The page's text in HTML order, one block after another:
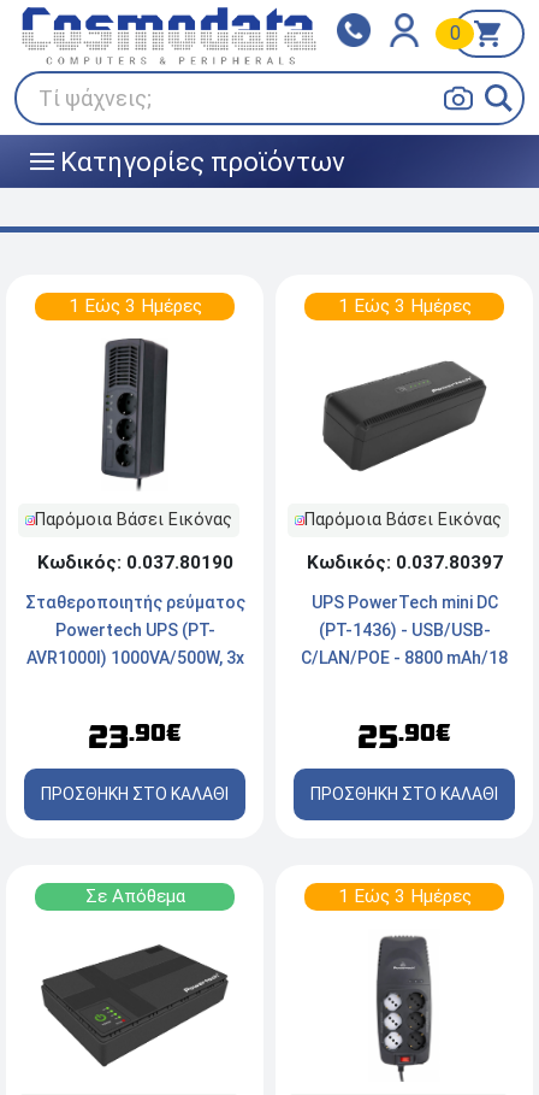
Τί ψάχνεις;
0
||| Κατηγορίες προϊόντων
Klarna
Πληρώστε σε 3
άτοκες δόσεις
BOX NOW
1 Εώς 3 Ημέρες
Παρόμοια Βάσει Εικόνας
Κωδικός: 0.037.80190
Σταθεροποιητής ρεύματος
Powertech UPS (PT-
AVR1000I) 1000VA/500W, 3x
23.90€
ΠΡΟΣΘΗΚΗ ΣΤΟ ΚΑΛΑΘΙ
1 Εώς 3 Ημέρες
Παρόμοια Βάσει Εικόνας
Κωδικός: 0.037.80397
UPS PowerTech mini DC
(PT-1436) - USB/USB-
C/LAN/POE - 8800 mAh/18
25.90€
ΠΡΟΣΘΗΚΗ ΣΤΟ ΚΑΛΑΘΙ
Σε Απόθεμα 1 Εώς 3 Ημέρες